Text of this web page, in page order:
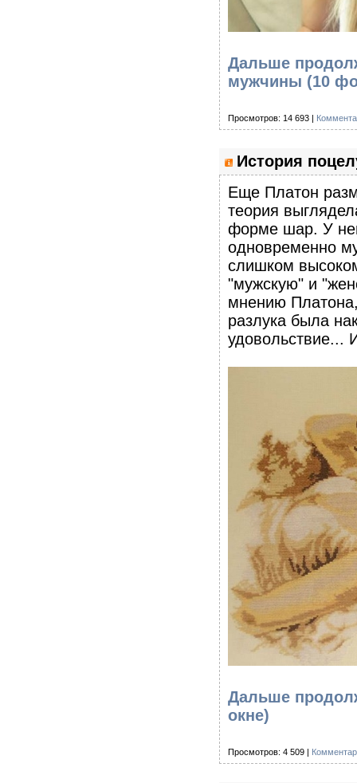
Дальше
мужчины (10
Просмотров: 14 693 |
История
Еще Платон
теория
форме шар. У
одновременно
слишком
"мужскую" и
мнению
разлука была
удовольствие...
Дальше
окне)
Просмотров: 4 509 |